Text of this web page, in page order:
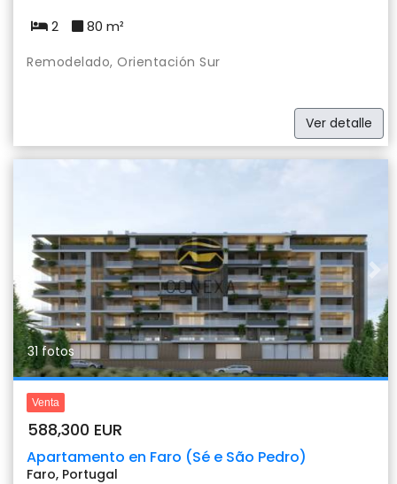
2 80 m²
Remodelado, Orientación Sur
Ver detalle
Previous
31 fotos
Venta
588,300 EUR
Apartamento en Faro (Sé e São Pedro)
Faro, Portugal